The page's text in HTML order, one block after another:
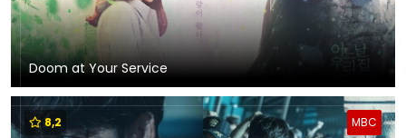
Doom at Your Service
MBC
8,2